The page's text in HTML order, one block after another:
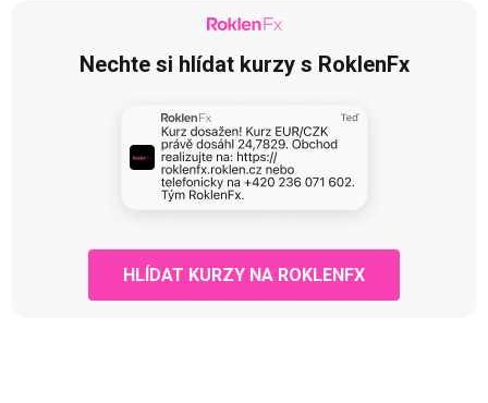
Nechte si hlídat kurzy s RoklenFx
HLÍDAT KURZY NA ROKLENFX